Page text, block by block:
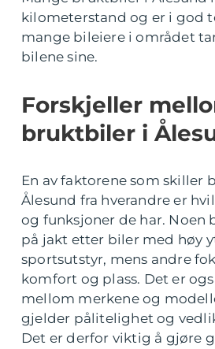
kilometerstand og er i god
mange bileiere i området
bilene sine.
Forskjeller
bruktbiler i
En av faktorene som skiller
Ålesund fra hverandre er
og funksjoner de har. Noen
på jakt etter biler med høy
sportsutstyr, mens andre
komfort og plass. Det er
mellom merkene og
gjelder pålitelighet og
Det er derfor viktig å gjøre